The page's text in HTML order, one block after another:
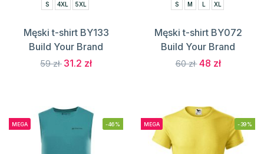
S 4XL 5XL
Męski t-shirt BY133
Build Your Brand
59 zł 31.2 zł
S M L XL
Męski t-shirt BY072
Build Your Brand
60 zł 48 zł
MEGA -46% MEGA -39%